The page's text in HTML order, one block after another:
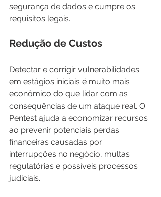
segurança de dados e cumpre os
requisitos legais.
Redução de Custos
Detectar e corrigir vulnerabilidades
em estágios iniciais é muito mais
econômico do que lidar com as
consequências de um ataque real. O
Pentest ajuda a economizar recursos
ao prevenir potenciais perdas
financeiras causadas por
interrupções no negócio, multas
regulatórias e possíveis processos
judiciais.